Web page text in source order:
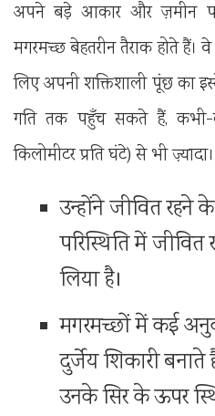
अपने बड़े आकार और ज़मीन
मगरमच्छ बेहतरीन तैराक होते
लिए अपनी शक्तिशाली पूंछ का
गति तक पहुँच सकते हैं, कभी-
किलोमीटर प्रति घंटे) से भी ज़्यादा।
उन्होंने जीवित रहने
परिस्थिति में
लिया है।
मगरमच्छों में कई
दुर्जेय शिकारी
उनके सिर के ऊपर